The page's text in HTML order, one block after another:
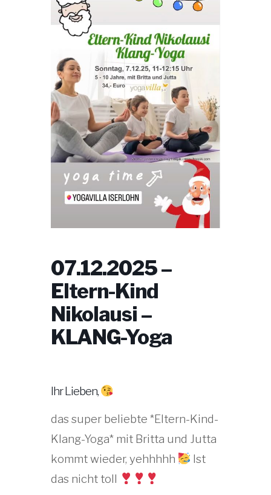
07.12.2025 –
Eltern-Kind
Nikolausi –
KLANG-Yoga
Ihr Lieben,
das super beliebte *Eltern-Kind-
Klang-Yoga* mit Britta und Jutta
kommt wieder, yehhhhh
Ist
das nicht toll